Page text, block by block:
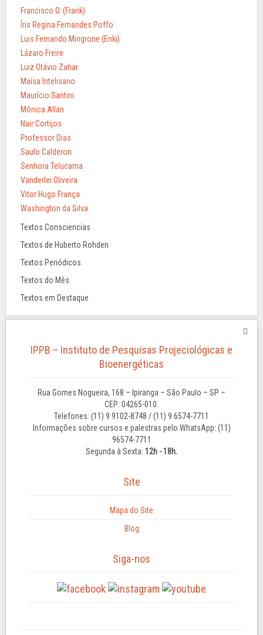
Francisco O. (Frank)
Íris Regina Fernandes Poffo
Luis Fernando Mingrone (Enki)
Lázaro Freire
Luiz Otávio Zahar
Maísa Intelisano
Maurício Santini
Mônica Allan
Nair Cortijos
Professor Dias
Saulo Calderon
Senhora Telucama
Vanderlei Oliveira
Vitor Hugo França
Washington da Silva
Textos Consciencias
Textos de Huberto Rohden
Textos Periódicos
Textos do Mês
Textos em Destaque
IPPB – Instituto de Pesquisas Projeciológicas e
Bioenergéticas
Rua Gomes Nogueira, 168 – Ipiranga – São Paulo – SP –
CEP: 04265-010.
Telefones: (11) 9 9102-8748 / (11) 9 6574-7711
Informações sobre cursos e palestras pelo WhatsApp: (11)
96574-7711
Segunda à Sexta: 12h - 18h.
Site
Mapa do Site
Blog
Siga-nos